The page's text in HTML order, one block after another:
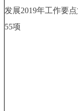
发展2019年工作要
55项